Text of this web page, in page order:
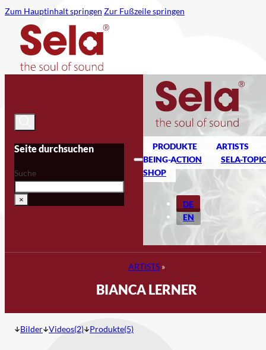
Zum Hauptinhalt springen Zur Fußzeile springen
Seite durchsuchen
Suche
×
PRODUKTE
ARTISTS
BEING-ACTION
SELA-
SHOP
DE
EN
ARTISTS»
BIANCA LERNER
Bilder Videos(2) Produkte(5)